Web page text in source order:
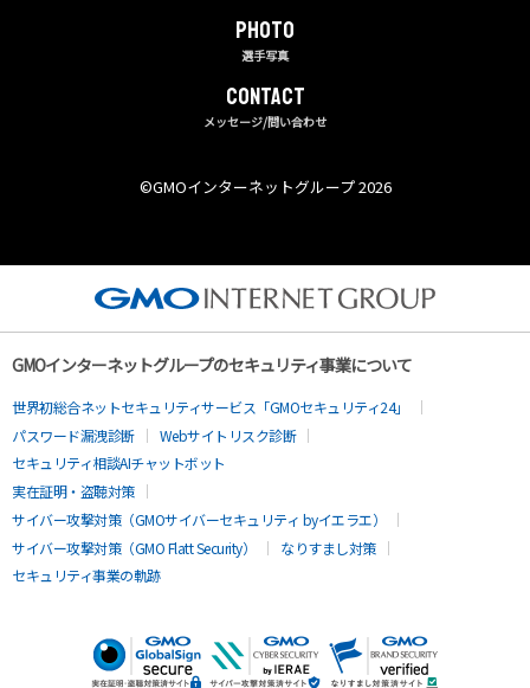
PHOTO
選手写真
CONTACT
メッセージ/問い合わせ
©︎GMOインターネットグループ 2026
GMOインターネットグループのセキュリティ事業について
世界初総合ネットセキュリティサービス「GMOセキュリティ24」
パスワード漏洩診断
Webサイトリスク診断
セキュリティ相談AIチャットボット
実在証明・盗聴対策
サイバー攻撃対策（GMOサイバーセキュリティ byイエラエ）
サイバー攻撃対策（GMO Flatt Security）
なりすまし対策
セキュリティ事業の軌跡